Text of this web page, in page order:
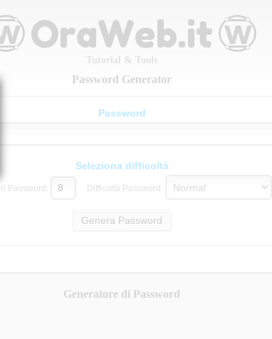
Tutorial & Tools
Password Generator
Password
Seleziona difficoltà
Password: Difficoltà Password:
Generatore di Password